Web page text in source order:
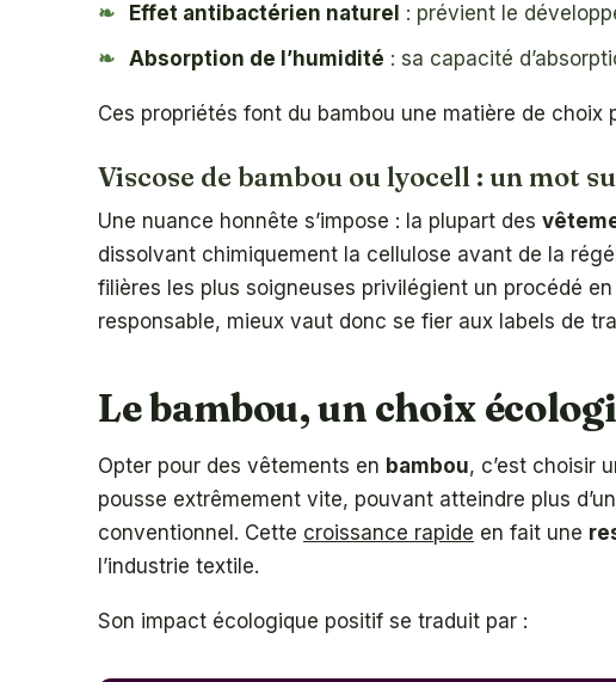
Effet antibactérien naturel : prévient le
Absorption de l’humidité : sa capacité
Ces propriétés font du bambou une matière de
Viscose de bambou ou lyocell : un mot
Une nuance honnête s’impose : la plupart des
dissolvant chimiquement la cellulose avant de la
filières les plus soigneuses privilégient un procédé
responsable, mieux vaut donc se fier aux labels de
Le bambou, un choix
Opter pour des vêtements en bambou, c’est choisir
pousse extrêmement vite, pouvant atteindre plus
conventionnel. Cette croissance rapide en fait une
l’industrie textile.
Son impact écologique positif se traduit par :